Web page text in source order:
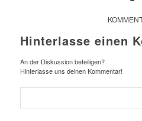
Hinterlasse einen
An der Diskussion beteiligen?
Hinterlasse uns deinen Kommentar!